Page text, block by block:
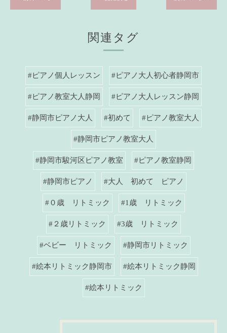
関連タグ
#ピアノ個人レッスン #ピアノ大人初心者静岡市
#ピアノ教室大人静岡 #ピアノ大人レッスン静岡
#静岡市ピアノ大人 #初めて #ピアノ教室大人
#静岡市ピアノ教室大人
#静岡市駿河区ピアノ教室 #ピアノ教室静岡
#静岡市ピアノ #大人 初めて ピアノ
#０歳 リトミック #1歳 リトミック
#２歳リトミック #3歳 リトミック
#ベビー リトミック #静岡市リトミック
#絵本リトミック静岡市 #絵本リトミック静岡
#絵本リトミック